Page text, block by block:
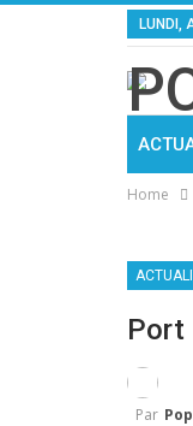
LUNDI,
Home
Port
Par